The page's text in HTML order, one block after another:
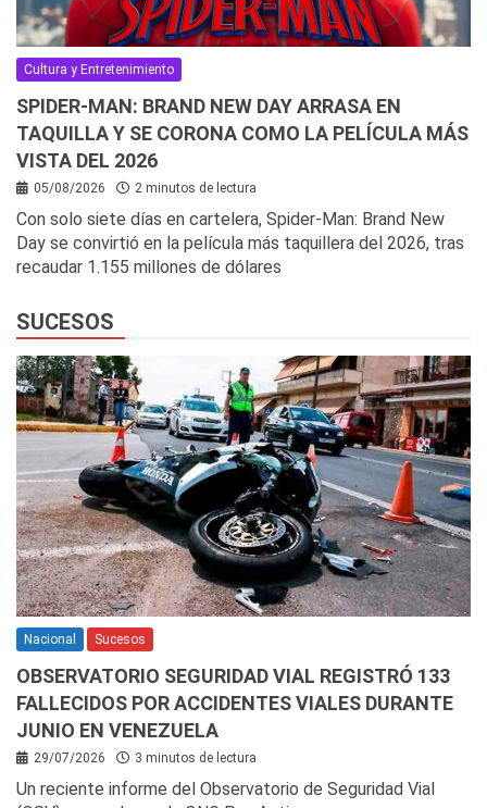
Cultura y Entretenimiento
SPIDER-MAN: BRAND NEW DAY ARRASA EN
TAQUILLA Y SE CORONA COMO LA PELÍCULA MÁS
VISTA DEL 2026
05/08/2026 2 minutos de lectura
Con solo siete días en cartelera, Spider-Man: Brand New
Day se convirtió en la película más taquillera del 2026, tras
recaudar 1.155 millones de dólares
SUCESOS
Nacional Sucesos
OBSERVATORIO SEGURIDAD VIAL REGISTRÓ 133
FALLECIDOS POR ACCIDENTES VIALES DURANTE
JUNIO EN VENEZUELA
29/07/2026 3 minutos de lectura
Un reciente informe del Observatorio de Seguridad Vial